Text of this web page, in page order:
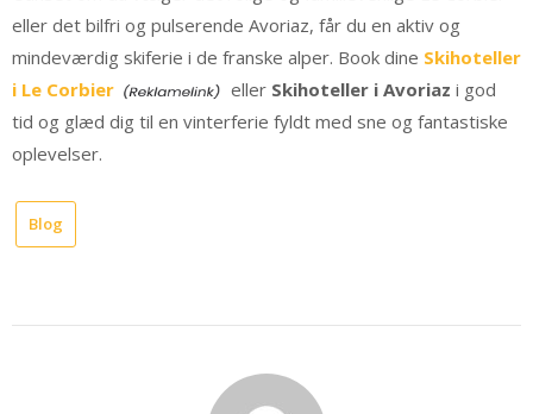
eller det bilfri og pulserende Avoriaz, får du en aktiv og
mindeværdig skiferie i de franske alper. Book dine Skihoteller
i Le Corbier
eller Skihoteller i Avoriaz i god
tid og glæd dig til en vinterferie fyldt med sne og fantastiske
oplevelser.
Blog